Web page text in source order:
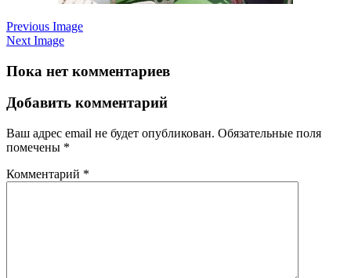
Previous Image
Next Image
Пока нет комментариев
Добавить комментарий
Ваш адрес email не будет опубликован. Обязательные поля
помечены *
Комментарий *